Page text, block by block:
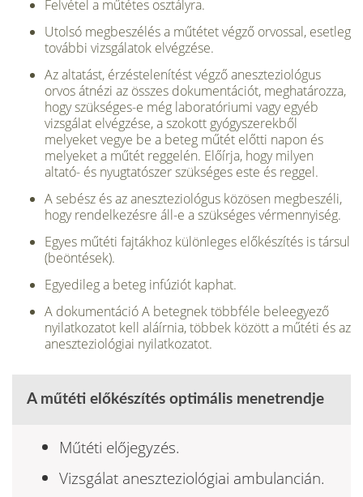
Felvétel a műtétes osztályra.
Utolsó megbeszélés a műtétet végző orvossal, esetleg
további vizsgá­latok elvégzése.
Az altatást, érzéstelenítést végző aneszteziológus
orvos átnézi az összes dokumentációt, meghatározza,
hogy szükséges-e még labora­tóriumi vagy egyéb
vizsgálat elvégzése, a szokott gyógyszerekből
melyeket vegye be a beteg műtét előtti napon és
melyeket a műtét reggelén. Előírja, hogy milyen
altató- és nyugtatószer szükséges este és reggel.
A sebész és az aneszteziológus közösen megbeszéli,
hogy rendelke­zésre áll-e a szükséges vérmennyiség.
Egyes műtéti fajtákhoz különleges előkészítés is társul
(beöntések).
Egyedileg a beteg infúziót kaphat.
A dokumentáció A betegnek többféle beleegyező
nyi­latkozatot kell aláírnia, többek között a műtéti és az
aneszteziológiai nyilatkozatot.
A műtéti előkészítés optimális menetrendje
Műtéti előjegyzés.
Vizsgálat aneszteziológiai ambulancián.